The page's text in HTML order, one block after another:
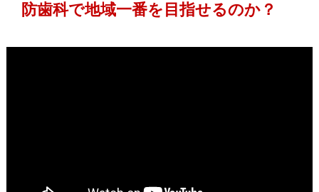
防歯科で地域一番を目指せるのか？